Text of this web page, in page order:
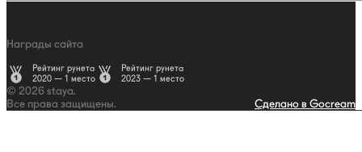
Награды сайта
Рейтинг рунета
2020 — 1 место
Рейтинг рунета
2023 — 1 место
© 2026 staya.
Все права защищены.
Сделано в Gocream